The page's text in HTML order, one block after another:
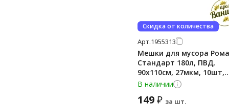
Скидка от количества
Арт.1955313
Мешки для мусора
Стандарт 180л, ПВД,
90х110см, 27мкм, 10шт,
черного цвета, в
В наличии
149₽ за шт.